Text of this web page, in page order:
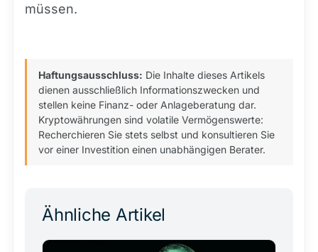
müssen.
Haftungsausschluss: Die Inhalte dieses Artikels
dienen ausschließlich Informationszwecken und
stellen keine Finanz- oder Anlageberatung dar.
Kryptowährungen sind volatile Vermögenswerte:
Recherchieren Sie stets selbst und konsultieren Sie
vor einer Investition einen unabhängigen Berater.
Ähnliche Artikel